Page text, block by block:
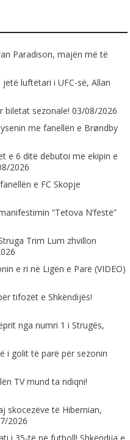
Paradison, majën më të
luftëtari i UFC-së, Allan
biletat sezonale! 03/08/2026
me fanellën e Brøndby
e 6 ditë debutoi me ekipin e
2026
e FC Skopje
“Tetova N’festë”
Trim Lum zhvillon
e ri në Ligën e Parë (VIDEO)
tifozët e Shkëndijës!
nga numri 1 i Strugës,
i golit të parë për sezonin
TV mund ta ndiqni!
skocezëve të Hibernian,
2026